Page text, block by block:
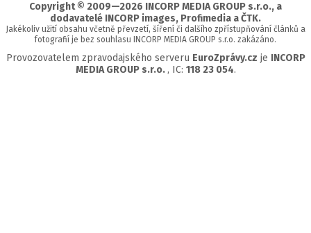
Copyright © 2009—2026 INCORP MEDIA GROUP s.r.o., a
dodavatelé INCORP images, Profimedia a ČTK.
Jakékoliv užití obsahu včetně převzetí, šíření či dalšího zpřístupňování článků a
fotografií je bez souhlasu INCORP MEDIA GROUP s.r.o. zakázáno.
Provozovatelem zpravodajského serveru EuroZprávy.cz je INCORP
MEDIA GROUP s.r.o. , IC: 118 23 054.